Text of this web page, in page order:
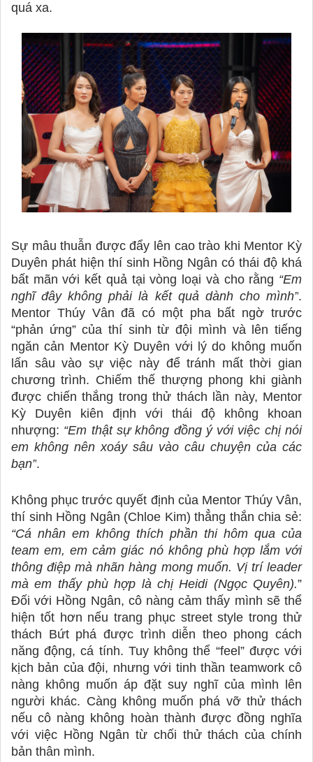
quá xa.
Sự mâu thuẫn được đẩy lên cao trào khi Mentor Kỳ
Duyên phát hiện thí sinh Hồng Ngân có thái độ khá
bất mãn với kết quả tại vòng loại và cho rằng “Em
nghĩ đây không phải là kết quả dành cho mình”.
Mentor Thúy Vân đã có một pha bất ngờ trước
“phản ứng” của thí sinh từ đội mình và lên tiếng
ngăn cản Mentor Kỳ Duyên với lý do không muốn
lấn sâu vào sự việc này để tránh mất thời gian
chương trình. Chiếm thế thượng phong khi giành
được chiến thắng trong thử thách lần này, Mentor
Kỳ Duyên kiên định với thái độ không khoan
nhượng: “Em thật sự không đồng ý với việc chị nói
em không nên xoáy sâu vào câu chuyện của các
bạn”.
Không phục trước quyết định của Mentor Thúy Vân,
“Cá nhân em không thích phần thi hôm qua của
team em, em cảm giác nó không phù hợp lắm với
thông điệp mà nhãn hàng mong muốn. Vị trí leader
mà em thấy phù hợp là chị Heidi (Ngọc Quyên).”
Đối với Hồng Ngân, cô nàng cảm thấy mình sẽ thể
hiện tốt hơn nếu trang phục street style trong thử
thách Bứt phá được trình diễn theo phong cách
năng động, cá tính. Tuy không thể “feel” được với
kịch bản của đội, nhưng với tinh thần teamwork cô
nàng không muốn áp đặt suy nghĩ của mình lên
người khác. Càng không muốn phá vỡ thử thách
nếu cô nàng không hoàn thành được đồng nghĩa
với việc Hồng Ngân từ chối thử thách của chính
bản thân mình.